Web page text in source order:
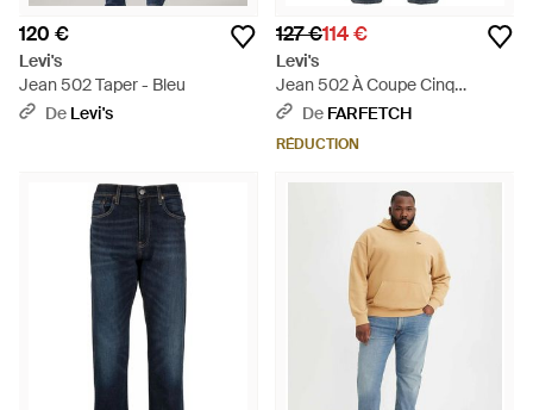
120 €
Levi's
Jean 502 Taper - Bleu
De Levi's
127 €114 €
Levi's
Jean 502 À Coupe Cinq
Poches - Bleu
De FARFETCH
RÉDUCTION